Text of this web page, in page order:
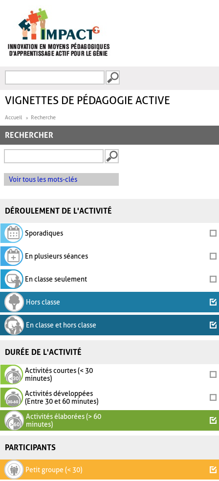
FORMULAIRE DE
VIGNETTES DE PÉDAGOGIE ACTIVE
Accueil Recherche
RECHERCHER
Voir tous les mots-clés
DÉROULEMENT DE L'ACTIVITÉ
Sporadiques
En plusieurs séances
En classe seulement
Hors classe
En classe et hors classe
DURÉE DE L'ACTIVITÉ
Activités courtes (< 30
minutes)
Activités développées
(Entre 30 et 60 minutes)
Activités élaborées (> 60
minutes)
PARTICIPANTS
Petit groupe (< 30)